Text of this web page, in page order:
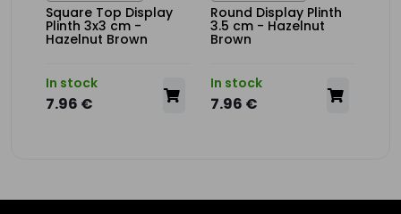
Square Top Display
Plinth 3x3 cm -
Hazelnut Brown
In stock
7.96 €
Round Display Plinth
3.5 cm - Hazelnut
Brown
In stock
7.96 €